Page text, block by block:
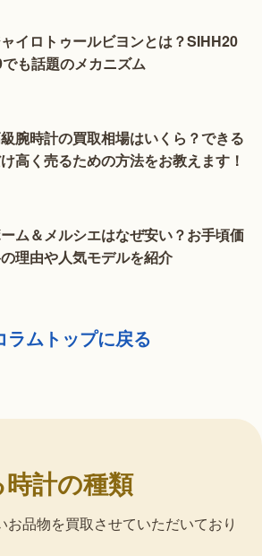
イロトゥールビヨンとは？SIHH20
も話題のメカニズム
腕時計の買取相場はいくら？できる
高く売るための方法をお教えます！
ム＆メルシエはなぜ安い？お手頃価
理由や人気モデルを紹介
ラムトップに戻る
計の種類
お品物を買取させていただいており